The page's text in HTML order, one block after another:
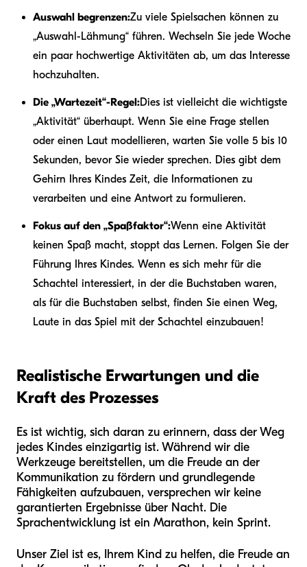
Auswahl begrenzen:Zu viele Spielsachen können zu
„Auswahl-Lähmung“ führen. Wechseln Sie jede Woche
ein paar hochwertige Aktivitäten ab, um das Interesse
hochzuhalten.
Die „Wartezeit“-Regel:Dies ist vielleicht die wichtigste
„Aktivität“ überhaupt. Wenn Sie eine Frage stellen
oder einen Laut modellieren, warten Sie volle 5 bis 10
Sekunden, bevor Sie wieder sprechen. Dies gibt dem
Gehirn Ihres Kindes Zeit, die Informationen zu
verarbeiten und eine Antwort zu formulieren.
Fokus auf den „Spaßfaktor“:Wenn eine Aktivität
keinen Spaß macht, stoppt das Lernen. Folgen Sie der
Führung Ihres Kindes. Wenn es sich mehr für die
Schachtel interessiert, in der die Buchstaben waren,
als für die Buchstaben selbst, finden Sie einen Weg,
Laute in das Spiel mit der Schachtel einzubauen!
Realistische Erwartungen und die
Kraft des Prozesses
Es ist wichtig, sich daran zu erinnern, dass der Weg
jedes Kindes einzigartig ist. Während wir die
Werkzeuge bereitstellen, um die Freude an der
Kommunikation zu fördern und grundlegende
Fähigkeiten aufzubauen, versprechen wir keine
garantierten Ergebnisse über Nacht. Die
Sprachentwicklung ist ein Marathon, kein Sprint.
Unser Ziel ist es, Ihrem Kind zu helfen, die Freude an